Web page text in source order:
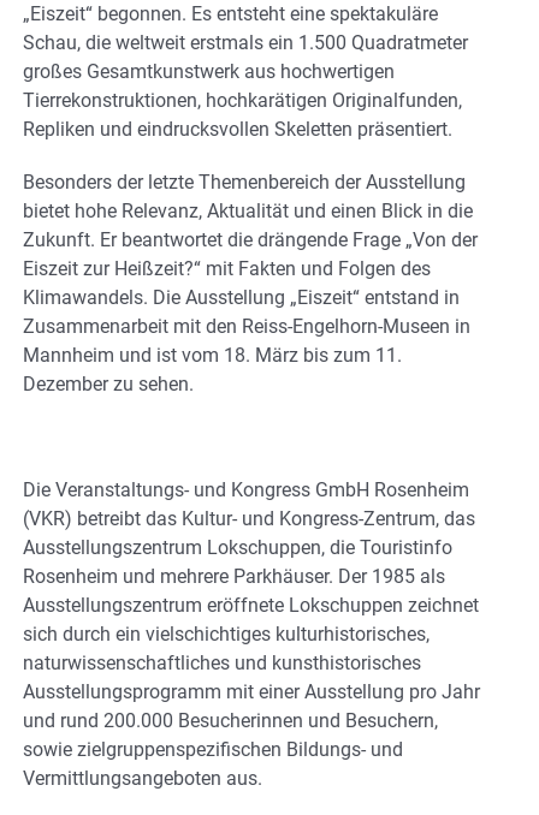
„Eiszeit“ begonnen. Es entsteht eine spektakuläre
Schau, die weltweit erstmals ein 1.500 Quadratmeter
großes Gesamtkunstwerk aus hochwertigen
Tierrekonstruktionen, hochkarätigen Originalfunden,
Repliken und eindrucksvollen Skeletten präsentiert.
Besonders der letzte Themenbereich der Ausstellung
bietet hohe Relevanz, Aktualität und einen Blick in die
Zukunft. Er beantwortet die drängende Frage „Von der
Eiszeit zur Heißzeit?“ mit Fakten und Folgen des
Klimawandels. Die Ausstellung „Eiszeit“ entstand in
Zusammenarbeit mit den Reiss-Engelhorn-Museen in
Mannheim und ist vom 18. März bis zum 11.
Dezember zu sehen.
Die Veranstaltungs- und Kongress GmbH Rosenheim
(VKR) betreibt das Kultur- und Kongress-Zentrum, das
Ausstellungszentrum Lokschuppen, die Touristinfo
Rosenheim und mehrere Parkhäuser. Der 1985 als
Ausstellungszentrum eröffnete Lokschuppen zeichnet
sich durch ein vielschichtiges kulturhistorisches,
naturwissenschaftliches und kunsthistorisches
Ausstellungsprogramm mit einer Ausstellung pro Jahr
und rund 200.000 Besucherinnen und Besuchern,
sowie zielgruppenspezifischen Bildungs- und
Vermittlungsangeboten aus.